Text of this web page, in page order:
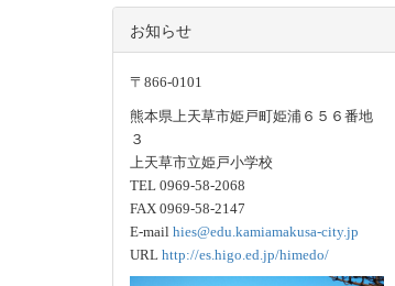
お知らせ
〒866-0101
熊本県上天草市姫戸町姫浦６５６番地
３
上天草市立姫戸小学校
TEL 0969-58-2068
FAX 0969-58-2147
E-mail hies@edu.kamiamakusa-city.jp
URL http://es.higo.ed.jp/himedo/